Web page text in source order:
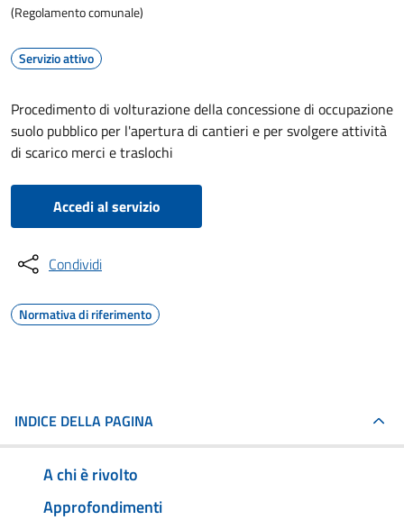
(Regolamento comunale)
Servizio attivo
Procedimento di volturazione della concessione di occupazione
suolo pubblico per l'apertura di cantieri e per svolgere attività
di scarico merci e traslochi
Accedi al servizio
Condividi
Normativa di riferimento
INDICE DELLA PAGINA
A chi è rivolto
Approfondimenti